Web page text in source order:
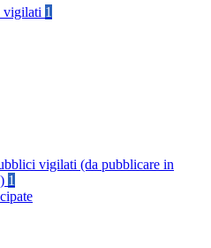
vigilati 1
vigilati (da pubblicare in
1